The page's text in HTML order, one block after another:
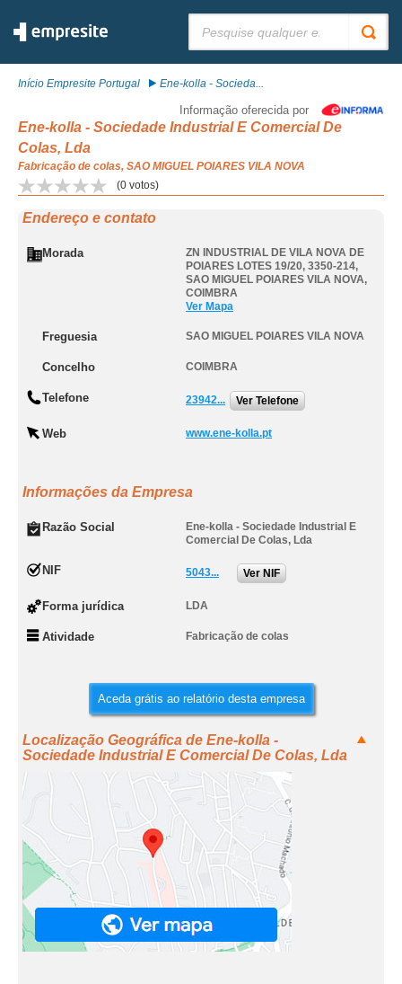
Início Empresite Portugal Ene-kolla - Socieda...
Informação oferecida por
Ene-kolla - Sociedade Industrial E Comercial De
Colas, Lda
Fabricação de colas, SAO MIGUEL POIARES VILA NOVA
(0 votos)
Endereço e contato
Morada
ZN INDUSTRIAL DE VILA NOVA DE
POIARES LOTES 19/20, 3350-214,
SAO MIGUEL POIARES VILA NOVA,
COIMBRA
Ver Mapa
Freguesia SAO MIGUEL POIARES VILA NOVA
Concelho COIMBRA
Telefone 23942... Ver Telefone
Web www.ene-kolla.pt
Informações da Empresa
Razão Social
Ene-kolla - Sociedade Industrial E
Comercial De Colas, Lda
NIF 5043... Ver NIF
Forma jurídica LDA
Atividade Fabricação de colas
Aceda grátis ao relatório desta empresa
Localização Geográfica de Ene-kolla -
Sociedade Industrial E Comercial De Colas, Lda